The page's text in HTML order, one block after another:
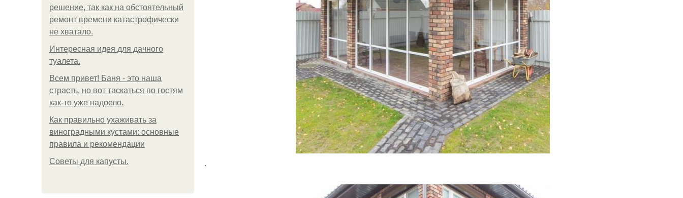
решение, так как на обстоятельный
ремонт времени катастрофически
не хватало.
Интересная идея для дачного
туалета.
Всем привет! Баня - это наша
страсть, но вот таскаться по гостям
как-то уже надоело.
Как правильно ухаживать за
виноградными кустами: основные
правила и рекомендации
Советы для капусты.
.